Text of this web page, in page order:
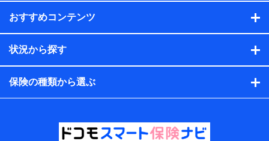
保険契約情報
当社または株式会社NTTドコモ・フィナンシャルグルー
プが取得し、又は保有する保険契約に関する情報。例と
して、保険契約者及び被保険者の氏名、住所、生年月
日、性別、保険契約者と被保険者の関係、保険加入の目
的、保険商品の内容、保険料、保険料のお支払方法、車
のメーカーや走行距離などの情報、建物の構造や築年数
などの情報、ペットの種類や年齢などの情報などが含ま
提供当事者から受領当事者が個人データを取得する方法
電子的・電磁的方法等
おすすめコンテンツ
状況から探す
保険の種類から選ぶ